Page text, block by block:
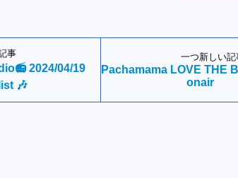
事
2024/04/19
🎶
一つ新しい記
Pachamama LOVE THE
onair